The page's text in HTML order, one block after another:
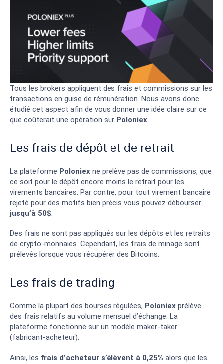
Tous les brokers appliquent des frais et commissions sur les
transactions en guise de rémunération. Nous avons donc
étudié cet aspect afin de vous donner une idée claire sur ce
que coûterait une opération sur Poloniex.
Les frais de dépôt et de retrait
La plateforme Poloniex ne prélève pas de commissions, que
ce soit pour le dépôt encore moins le retrait pour les
virements bancaires. Par contre, pour tout virement bancaire
rejeté pour des motifs bien précis vous pouvez débourser
jusqu’à 50$.
Des frais ne sont pas appliqués sur les dépôts et les retraits
de crypto-monnaies. Cependant, les frais de minage sont
prélevés lorsque vous récupérer des Bitcoins.
Les frais de trading
Comme la plupart des bourses régulées, Poloniex prélève
des frais relatifs au volume mensuel d’échange. La
plateforme fonctionne sur un modèle maker-taker
(fabricant-acheteur).
Ainsi, les frais d’acheteur s’élèvent à 0,25% alors que les